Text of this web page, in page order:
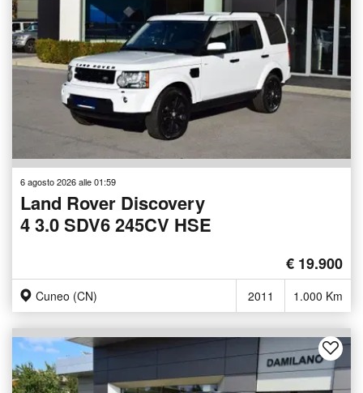
6 agosto 2026 alle 01:59
Land Rover Discovery
4 3.0 SDV6 245CV HSE
€ 19.900
Cuneo (CN) 2011 1.000 Km